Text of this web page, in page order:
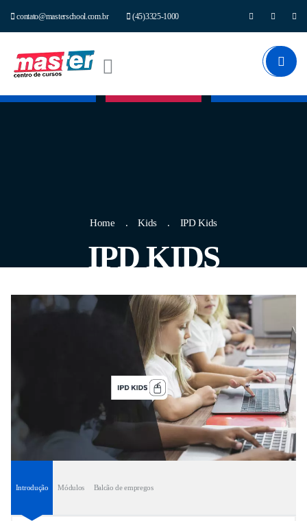
contato@masterschool.com.br (45)3325-1000
Home Kids IPD Kids
IPD KIDS
Introdução Módulos Balcão de empregos